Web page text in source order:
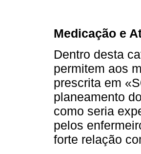
Medicação e
Dentro desta
permitem aos
prescrita em
planeamento
como seria
pelos
forte relação